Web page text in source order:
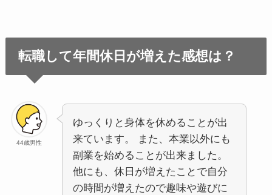
転職して年間休日が増えた感想は？
44歳男性
ゆっくりと身体を休めることが出
来ています。 また、本業以外にも
副業を始めることが出来ました。
他にも、休日が増えたことで自分
の時間が増えたので趣味や遊びに